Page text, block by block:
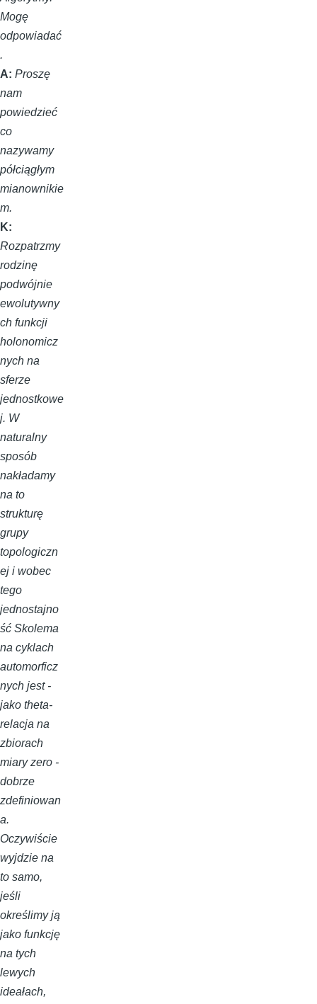
Mogę
odpowiadać
.
A: Proszę
nam
powiedzieć
co
nazywamy
półciągłym
mianownikie
m.
K:
Rozpatrzmy
rodzinę
podwójnie
ewolutywny
ch funkcji
holonomicz
nych na
sferze
jednostkowe
j. W
naturalny
sposób
nakładamy
na to
strukturę
grupy
topologiczn
ej i wobec
tego
jednostajno
ść Skolema
na cyklach
automorficz
nych jest -
jako theta-
relacja na
zbiorach
miary zero -
dobrze
zdefiniowan
a.
Oczywiście
wyjdzie na
to samo,
jeśli
określimy ją
jako funkcję
na tych
lewych
ideałach,